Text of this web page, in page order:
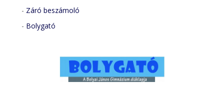
- Záró beszámoló
- Bolygató